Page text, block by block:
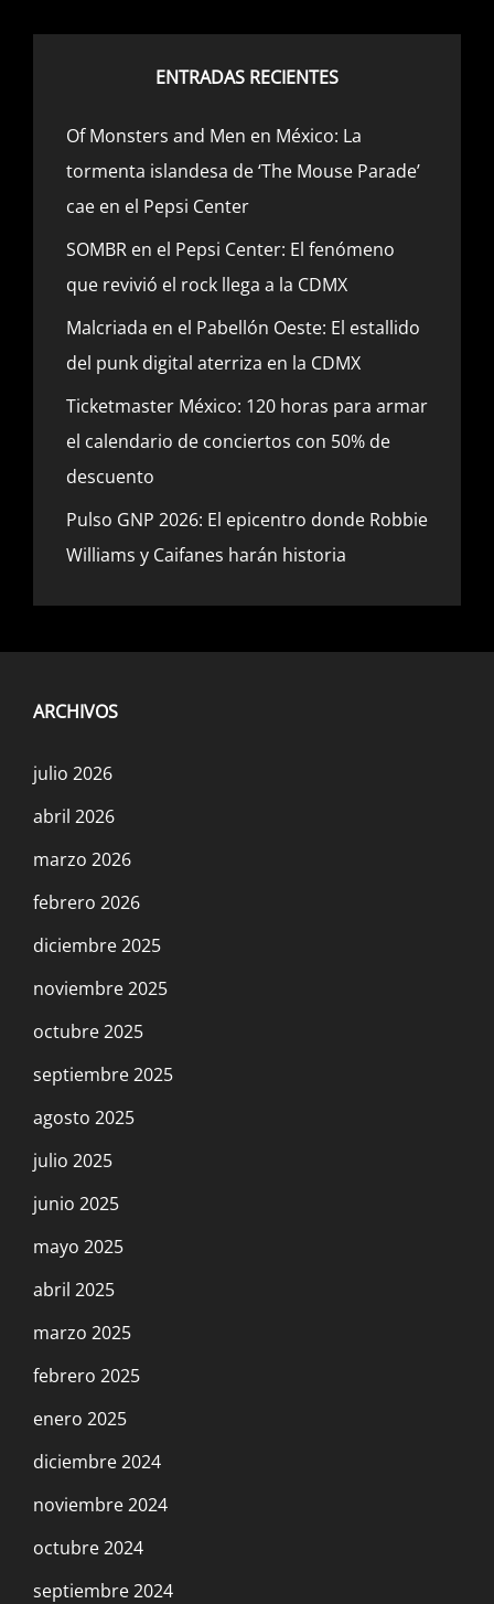
ENTRADAS RECIENTES
Of Monsters and Men en México: La
tormenta islandesa de ‘The Mouse Parade’
cae en el Pepsi Center
SOMBR en el Pepsi Center: El fenómeno
que revivió el rock llega a la CDMX
Malcriada en el Pabellón Oeste: El estallido
del punk digital aterriza en la CDMX
Ticketmaster México: 120 horas para armar
el calendario de conciertos con 50% de
descuento
Pulso GNP 2026: El epicentro donde Robbie
Williams y Caifanes harán historia
ARCHIVOS
julio 2026
abril 2026
marzo 2026
febrero 2026
diciembre 2025
noviembre 2025
octubre 2025
septiembre 2025
agosto 2025
julio 2025
junio 2025
mayo 2025
abril 2025
marzo 2025
febrero 2025
enero 2025
diciembre 2024
noviembre 2024
octubre 2024
septiembre 2024